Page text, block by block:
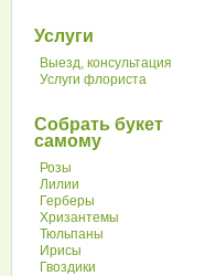
Услуги
Выезд, консультация
Услуги флориста
Собрать букет
самому
Розы
Лилии
Герберы
Хризантемы
Тюльпаны
Ирисы
Гвоздики